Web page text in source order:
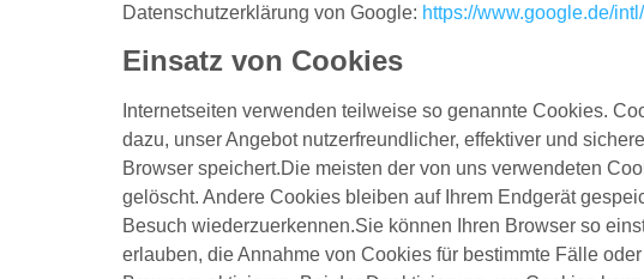
Datenschutzerklärung von Google: https://www.google.de/
Einsatz von Cookies
Internetseiten verwenden teilweise so genannte Cookies.
dazu, unser Angebot nutzerfreundlicher, effektiver und
Browser speichert.Die meisten der von uns verwendeten
gelöscht. Andere Cookies bleiben auf Ihrem Endgerät
Besuch wiederzuerkennen.Sie können Ihren Browser so
erlauben, die Annahme von Cookies für bestimmte Fälle